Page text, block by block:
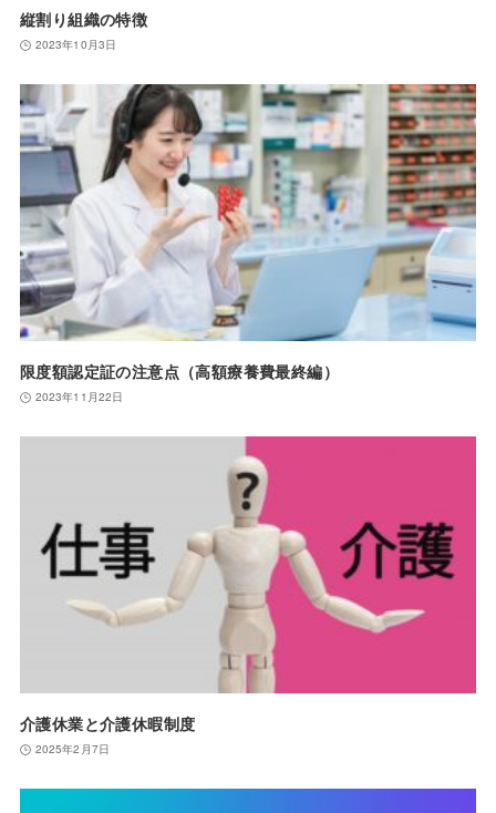
縦割り組織の特徴
2023年10月3日
限度額認定証の注意点（高額療養費最終編）
2023年11月22日
介護休業と介護休暇制度
2025年2月7日